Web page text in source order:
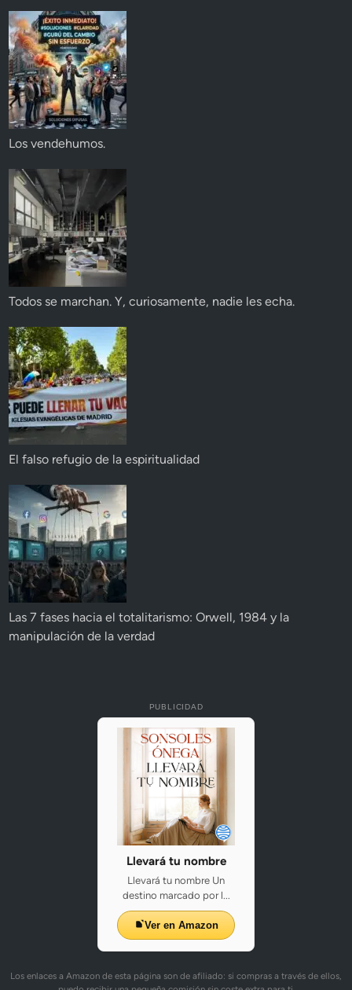
Los vendehumos.
Todos se marchan. Y, curiosamente, nadie les echa.
El falso refugio de la espiritualidad
Las 7 fases hacia el totalitarismo: Orwell, 1984 y la
manipulación de la verdad
PUBLICIDAD
Llevará tu nombre
Llevará tu nombre Un
destino marcado por l...
Ver en Amazon
Los enlaces a Amazon de esta página son de afiliado: si compras a través de ellos,